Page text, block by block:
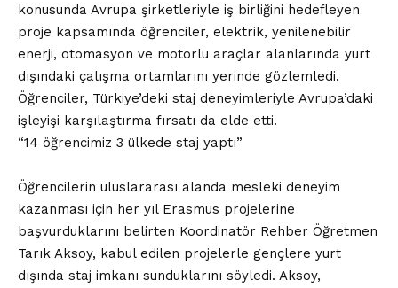
konusunda Avrupa şirketleriyle iş birliğini hedefleyen
proje kapsamında öğrenciler, elektrik, yenilenebilir
enerji, otomasyon ve motorlu araçlar alanlarında yurt
dışındaki çalışma ortamlarını yerinde gözlemledi.
Öğrenciler, Türkiye’deki staj deneyimleriyle Avrupa’daki
işleyişi karşılaştırma fırsatı da elde etti.
“14 öğrencimiz 3 ülkede staj yaptı”
Öğrencilerin uluslararası alanda mesleki deneyim
kazanması için her yıl Erasmus projelerine
başvurduklarını belirten Koordinatör Rehber Öğretmen
Tarık Aksoy, kabul edilen projelerle gençlere yurt
dışında staj imkanı sunduklarını söyledi. Aksoy,